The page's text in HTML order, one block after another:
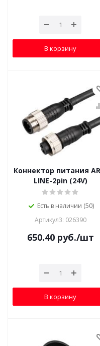
В корзину
Коннектор питания
LINE-2pin (24V)
Есть в наличии (50)
Артикул3: 026390
650.40руб./шт
В корзину